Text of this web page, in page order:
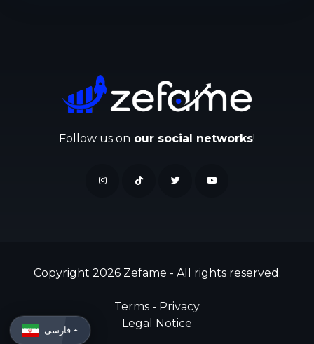
Follow us on our social networks!
Copyright 2026 Zefame - All rights reserved.
Terms - Privacy
Legal Notice
فارسی